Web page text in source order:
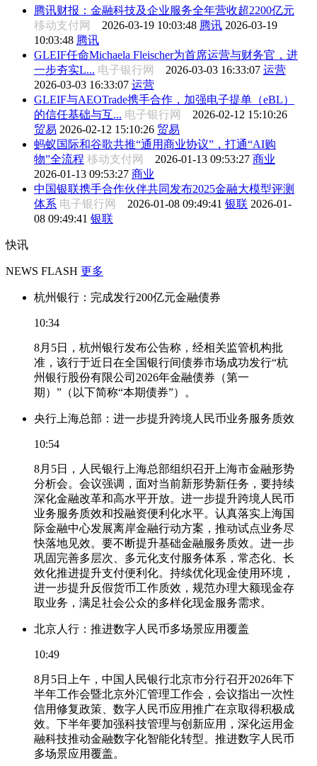
腾讯财报：金融科技及企业服务全年营收超2200亿元
移动支付网 2026-03-19 10:03:48 腾讯 2026-03-19
10:03:48 腾讯
GLEIF任命Michaela Fleischer为首席运营与财务官，进
一步夯实L... 电子银行网 2026-03-03 16:33:07 运营
2026-03-03 16:33:07 运营
GLEIF与AEOTrade携手合作，加强电子提单（eBL）
的信任基础与互... 电子银行网 2026-02-12 15:10:26
贸易 2026-02-12 15:10:26 贸易
蚂蚁国际和谷歌共推“通用商业协议”，打通“AI购
物”全流程 移动支付网 2026-01-13 09:53:27 商业
2026-01-13 09:53:27 商业
中国银联携手合作伙伴共同发布2025金融大模型评测
体系 电子银行网 2026-01-08 09:49:41 银联 2026-01-
08 09:49:41 银联
快讯
NEWS FLASH 更多
杭州银行：完成发行200亿元金融债券
10:34
8月5日，杭州银行发布公告称，经相关监管机构批
准，该行于近日在全国银行间债券市场成功发行“杭
州银行股份有限公司2026年金融债券（第一
期）”（以下简称“本期债券”）。
央行上海总部：进一步提升跨境人民币业务服务质效
10:54
8月5日，人民银行上海总部组织召开上海市金融形势
分析会。会议强调，面对当前新形势新任务，要持续
深化金融改革和高水平开放。进一步提升跨境人民币
业务服务质效和投融资便利化水平。认真落实上海国
际金融中心发展离岸金融行动方案，推动试点业务尽
快落地见效。要不断提升基础金融服务质效。进一步
巩固完善多层次、多元化支付服务体系，常态化、长
效化推进提升支付便利化。持续优化现金使用环境，
进一步提升反假货币工作质效，规范办理大额现金存
取业务，满足社会公众的多样化现金服务需求。
北京人行：推进数字人民币多场景应用覆盖
10:49
8月5日上午，中国人民银行北京市分行召开2026年下
半年工作会暨北京外汇管理工作会，会议指出一次性
信用修复政策、数字人民币应用推广在京取得积极成
效。下半年要加强科技管理与创新应用，深化运用金
融科技推动金融数字化智能化转型。推进数字人民币
多场景应用覆盖。